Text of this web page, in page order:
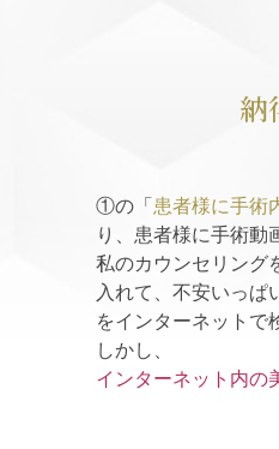
納
①の「 患者様に手術
り、患者様に手術動
私のカウンセリング
入れて、不安いっぱ
をインターネットで
しかし、
インターネット内の